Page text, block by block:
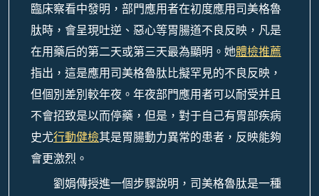
臨床察看中發明，部門應用者在初度應用司美格魯
肽時，會呈現吐逆、惡心等胃腸道不良反映，凡是
在用藥后的第二天或第三天最為顯明。她體檢推薦
指出，這是應用司美格魯肽比擬罕見的不良反映，
但個別差別較年夜。年夜部門應用者可以耐受并且
不會招致是以而停藥，但是，對于自己有胃部疾病
史尤行動健檢其是胃腸動力異常的患者，反映能夠
會更激烈。
劉娟傳授進一個步驟說明，司美格魯肽是一種